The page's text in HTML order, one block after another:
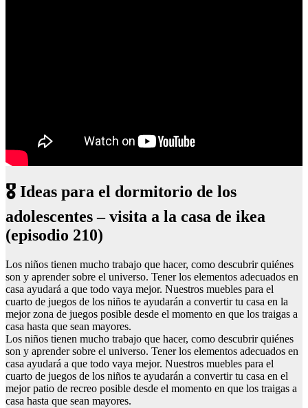
🎖 Ideas para el dormitorio de los
adolescentes – visita a la casa de ikea
(episodio 210)
Los niños tienen mucho trabajo que hacer, como descubrir quiénes
son y aprender sobre el universo. Tener los elementos adecuados en
casa ayudará a que todo vaya mejor. Nuestros muebles para el
cuarto de juegos de los niños te ayudarán a convertir tu casa en la
mejor zona de juegos posible desde el momento en que los traigas a
casa hasta que sean mayores.
Los niños tienen mucho trabajo que hacer, como descubrir quiénes
son y aprender sobre el universo. Tener los elementos adecuados en
casa ayudará a que todo vaya mejor. Nuestros muebles para el
cuarto de juegos de los niños te ayudarán a convertir tu casa en el
mejor patio de recreo posible desde el momento en que los traigas a
casa hasta que sean mayores.